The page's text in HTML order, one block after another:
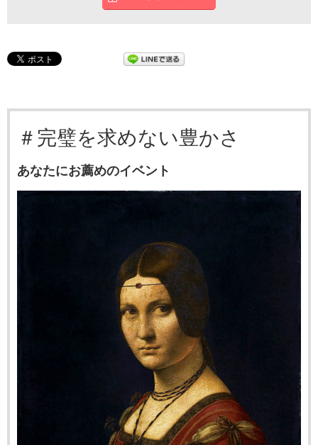
＃完璧を求めない豊かさ
あなたにお薦めのイベント